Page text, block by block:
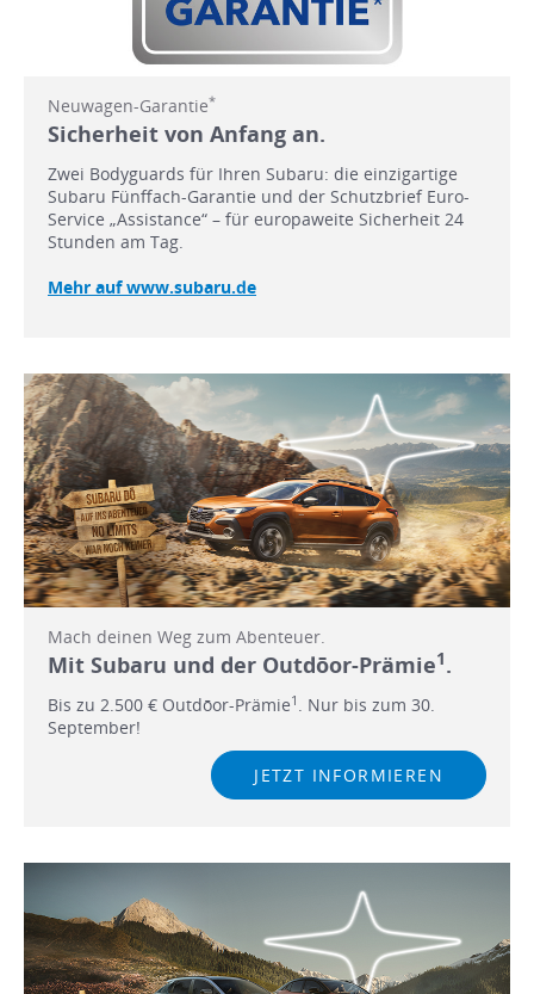
Neuwagen-Garantie*
Sicherheit von Anfang an.
Zwei Bodyguards für Ihren Subaru: die einzigartige
Subaru Fünffach-Garantie und der Schutzbrief Euro-
Service „Assistance“ – für europaweite Sicherheit 24
Stunden am Tag.
Mehr auf www.subaru.de
Mach deinen Weg zum Abenteuer.
Mit Subaru und der Outdōor-Prämie1.
Bis zu 2.500 € Outdōor-Prämie1 . Nur bis zum 30.
September!
JETZT INFORMIEREN